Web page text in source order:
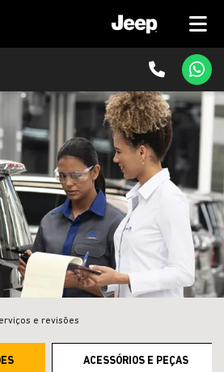
e revisões
ACESSÓRIOS E PEÇAS